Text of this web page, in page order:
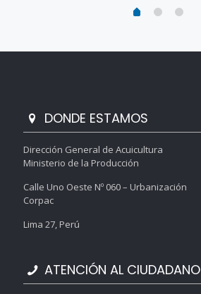
DONDE ESTAMOS
Dirección General de Acuicultura
Ministerio de la Producción
Calle Uno Oeste Nº 060 – Urbanización
Corpac
Lima 27, Perú
ATENCIÓN AL CIUDADANO